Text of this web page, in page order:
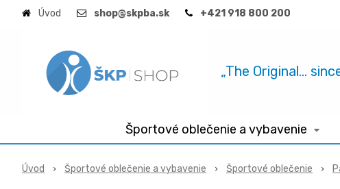
„The Original...
Úvod shop@skpba.sk +421 918 800 200
Športové oblečenie a vybavenie
Úvod Športové oblečenie a vybavenie Športové oblečenie